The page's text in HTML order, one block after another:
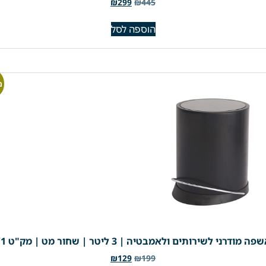
₪445
₪299
הוספה לסל
לשירותים ולאמבטיה | 3 ליטר | שחור מט | מק"ט 793/1
₪199
₪129